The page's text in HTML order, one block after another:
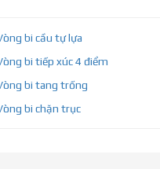
bi cầu tự lựa
bi tiếp xúc 4 điểm
bi tang trống
bi chặn trục